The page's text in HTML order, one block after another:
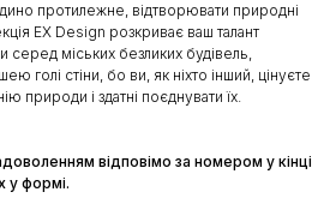
протилежне, відтворювати природні
EX Design розкриває ваш талант
серед міських безликих будівель,
голі стіни, бо ви, як ніхто інший, цінуєте
природи і здатні поєднувати їх.
відповімо за номером у кінці
у формі.